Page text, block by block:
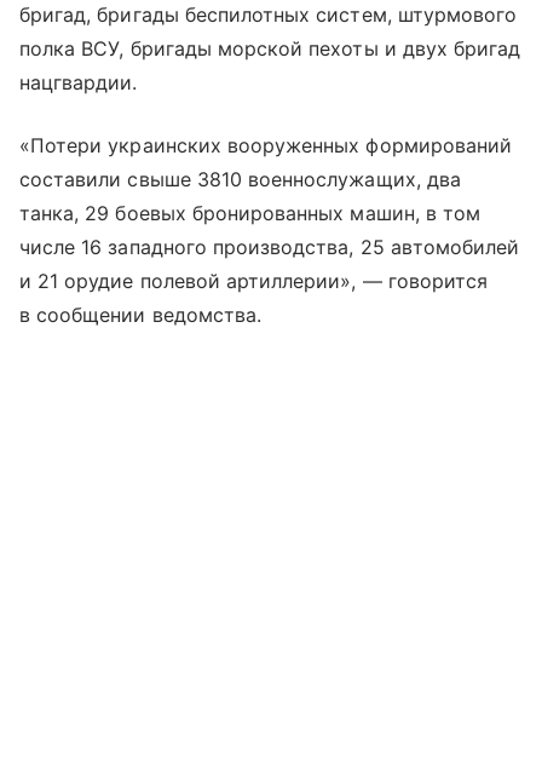
бригад, бригады беспилотных систем, штурмового
полка ВСУ, бригады морской пехоты и двух бригад
нацгвардии.
«Потери украинских вооруженных формирований
составили свыше 3810 военнослужащих, два
танка, 29 боевых бронированных машин, в том
числе 16 западного производства, 25 автомобилей
и 21 орудие полевой артиллерии», — говорится
в сообщении ведомства.